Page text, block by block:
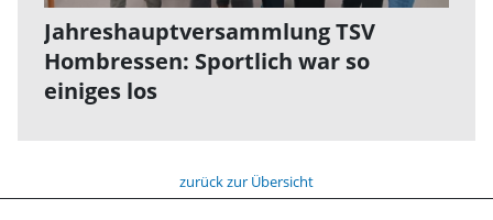
Jahreshauptversammlung TSV
Hombressen: Sportlich war so
einiges los
zurück zur Übersicht